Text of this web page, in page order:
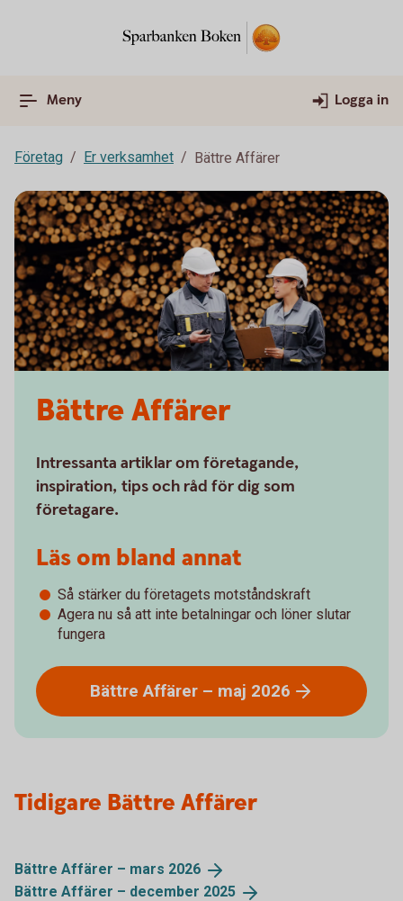
Meny Logga in
Företag Er verksamhet Bättre Affärer
Bättre Affärer
Intressanta artiklar om företagande,
inspiration, tips och råd för dig som
företagare.
Läs om bland annat
Så stärker du företagets motståndskraft
Agera nu så att inte betalningar och löner slutar
fungera
Bättre Affärer – maj 2026
Tidigare Bättre Affärer
Bättre Affärer – mars 2026
Bättre Affärer – december 2025